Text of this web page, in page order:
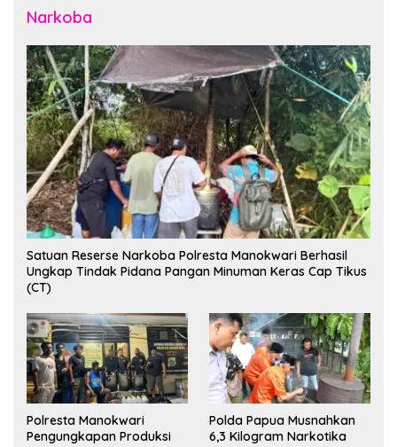
Narkoba
Satuan Reserse Narkoba Polresta Manokwari Berhasil
Ungkap Tindak Pidana Pangan Minuman Keras Cap Tikus
(CT)
Polresta Manokwari
Pengungkapan Produksi
Polda Papua Musnahkan
6,3 Kilogram Narkotika